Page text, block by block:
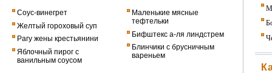
Соус-винегрет
Желтый гороховый суп
Рагу жены крестьянини
Яблочный пирог с
ванильным соусом
Маленькие мясные
тефтельки
Бифштекс а-ля линдстрем
Блинчики с брусничным
вареньем